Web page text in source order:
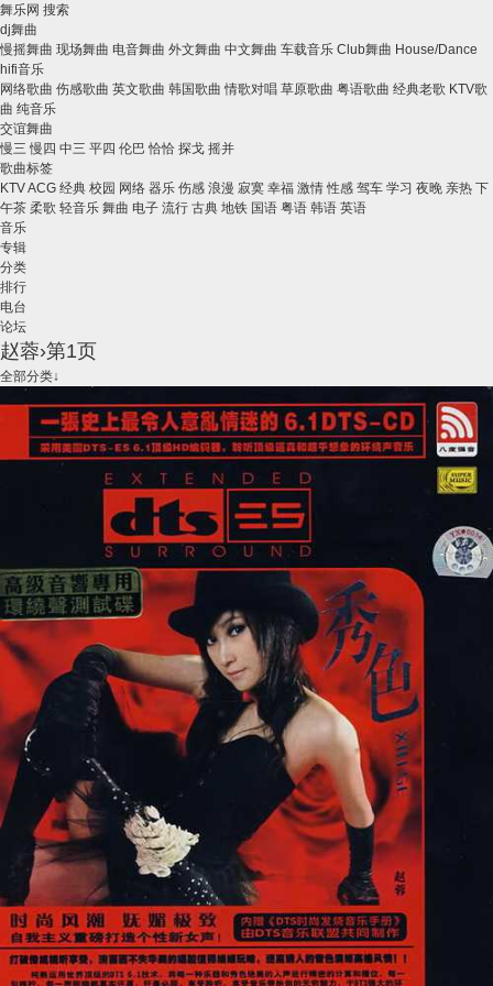
舞乐网 搜索
dj舞曲
慢摇舞曲 现场舞曲 电音舞曲 外文舞曲 中文舞曲 车载音乐 Club舞曲 House/Dance
hifi音乐
网络歌曲 伤感歌曲 英文歌曲 韩国歌曲 情歌对唱 草原歌曲 粤语歌曲 经典老歌 KTV歌
曲 纯音乐
交谊舞曲
慢三 慢四 中三 平四 伦巴 恰恰 探戈 摇并
歌曲标签
KTVACG 经典 校园 网络 器乐 伤感 浪漫 寂寞 幸福 激情 性感 驾车 学习 夜晚 亲热 下
午茶 柔歌 轻音乐 舞曲 电子 流行 古典 地铁 国语 粤语 韩语 英语
音乐
专辑
分类
排行
电台
论坛
赵蓉›第1页
全部分类↓